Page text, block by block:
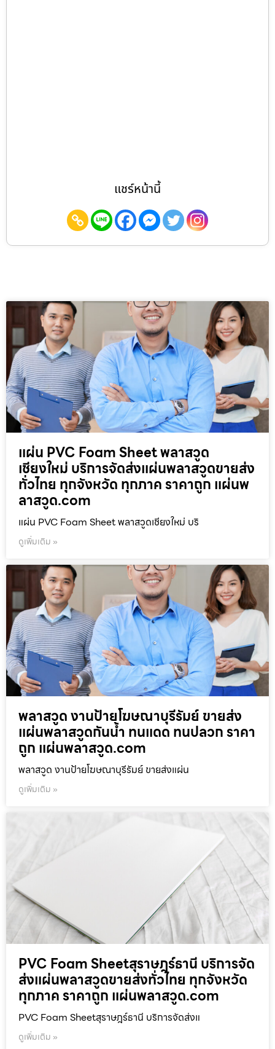
แชร์หน้านี้
แผ่น PVC Foam Sheet พลาสวูด
เชียงใหม่ บริการจัดส่งแผ่นพลาสวูดขายส่ง
ทั่วไทย ทุกจังหวัด ทุกภาค ราคาถูก แผ่นพ
ลาสวูด.com
แผ่น PVC Foam Sheet พลาสวูดเชียงใหม่ บริ
ดูเพิ่มเติม »
พลาสวูด งานป้ายโฆษณาบุรีรัมย์ ขายส่ง
แผ่นพลาสวูดกันน้ำ ทนแดด ทนปลวก ราคา
ถูก แผ่นพลาสวูด.com
พลาสวูด งานป้ายโฆษณาบุรีรัมย์ ขายส่งแผ่น
ดูเพิ่มเติม »
PVC Foam Sheetสุราษฎร์ธานี บริการจัด
ส่งแผ่นพลาสวูดขายส่งทั่วไทย ทุกจังหวัด
ทุกภาค ราคาถูก แผ่นพลาสวูด.com
PVC Foam Sheetสุราษฎร์ธานี บริการจัดส่งแ
ดูเพิ่มเติม »